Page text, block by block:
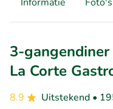
3-
La Corte
8.9 Uitstekend •